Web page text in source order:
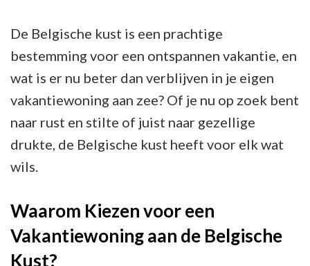
Stijl
aan
Zee
De Belgische kust is een prachtige
bestemming voor een ontspannen vakantie, en
wat is er nu beter dan verblijven in je eigen
vakantiewoning aan zee? Of je nu op zoek bent
naar rust en stilte of juist naar gezellige
drukte, de Belgische kust heeft voor elk wat
wils.
Waarom Kiezen voor een
Vakantiewoning aan de Belgische
Kust?